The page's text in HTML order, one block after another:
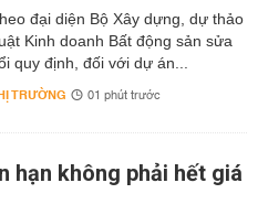
đại diện Bộ Xây dựng, dự thảo
Kinh doanh Bất động sản sửa
quy định, đối với dự án...
TRƯỜNG 01 phút trước
hạn không phải hết giá